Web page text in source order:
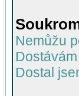
Nemůžu
Dostal